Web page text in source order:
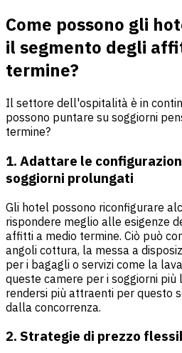
Come possono gli
il segmento degli
termine?
Il settore dell'ospitalità è in
possono puntare su soggiorni
termine?
1. Adattare le
soggiorni prolungati
Gli hotel possono riconfigurare
rispondere meglio alle esigenze
affitti a medio termine. Ciò può
angoli cottura, la messa a
per i bagagli o servizi come la
queste camere per i soggiorni più
rendersi più attraenti per questo
dalla concorrenza.
2. Strategie di prezzo